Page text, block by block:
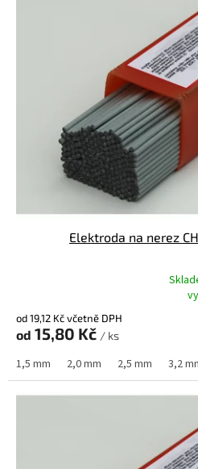
Elektroda na nerez
produktu
je
z
5
hvězdiček.
od 19,12 Kč včetně DPH
od 15,80 Kč / ks
1,5 mm 2,0 mm 2,5 mm 3,2